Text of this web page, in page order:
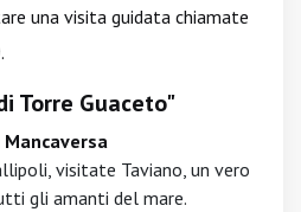
una visita guidata chiamate
Torre Guaceto"
visitate Taviano, un vero
gli amanti del mare.